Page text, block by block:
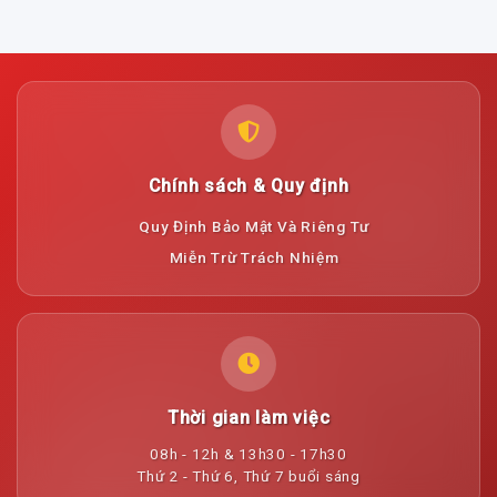
Chính sách & Quy định
Quy Định Bảo Mật Và Riêng Tư
Miễn Trừ Trách Nhiệm
Thời gian làm việc
08h - 12h & 13h30 - 17h30
Thứ 2 - Thứ 6, Thứ 7 buổi sáng